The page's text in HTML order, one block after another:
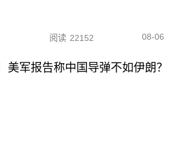
阅读 22152 08-06
美军报告称中国导弹不如伊朗？